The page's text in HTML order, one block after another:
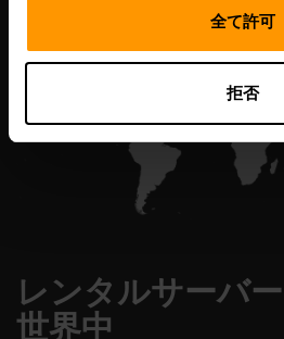
全て許可
拒否
レンタルサーバ
世界中